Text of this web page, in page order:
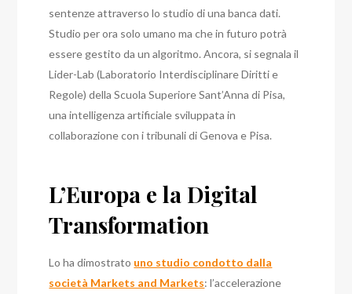
sentenze attraverso lo studio di una banca dati.
Studio per ora solo umano ma che in futuro potrà
essere gestito da un algoritmo.Ancora, si segnala il
Lider-Lab (Laboratorio Interdisciplinare Diritti e
Regole) della Scuola Superiore Sant’Anna di Pisa,
una intelligenza artificiale sviluppata in
collaborazione con i tribunali di Genova e Pisa.
L’Europa e la Digital
Transformation
Lo ha dimostrato uno studio condotto dalla
società Markets and Markets: l’accelerazione